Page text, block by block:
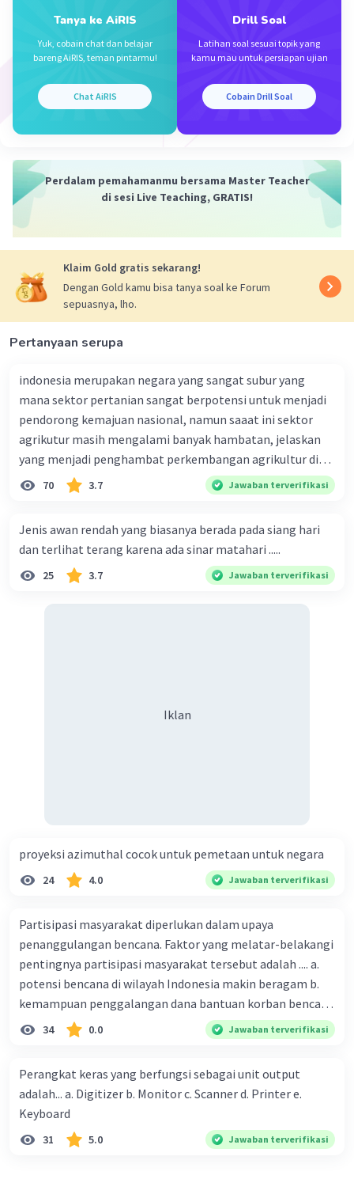
Tanya ke AiRIS
Yuk, cobain chat dan belajar
bareng AiRIS, teman pintarmu!
Chat AiRIS
Drill Soal
Latihan soal sesuai topik yang
kamu mau untuk persiapan ujian
Cobain Drill Soal
Perdalam pemahamanmu bersama Master Teacher
di sesi Live Teaching, GRATIS!
Klaim Gold gratis sekarang!
Dengan Gold kamu bisa tanya soal ke Forum
sepuasnya, lho.
Pertanyaan serupa
indonesia merupakan negara yang sangat subur yang
mana sektor pertanian sangat berpotensi untuk menjadi
pendorong kemajuan nasional, namun saaat ini sektor
agrikutur masih mengalami banyak hambatan, jelaskan
yang menjadi penghambat perkembangan agrikultur di
indonesia
70 3.7 Jawaban terverifikasi
Jenis awan rendah yang biasanya berada pada siang hari
dan terlihat terang karena ada sinar matahari .....
25 3.7 Jawaban terverifikasi
Iklan
proyeksi azimuthal cocok untuk pemetaan untuk negara
24 4.0 Jawaban terverifikasi
Partisipasi masyarakat diperlukan dalam upaya
penanggulangan bencana. Faktor yang melatar-belakangi
pentingnya partisipasi masyarakat tersebut adalah .... a.
potensi bencana di wilayah Indonesia makin beragam b.
kemampuan penggalangan dana bantuan korban bencana
makin tinggi c. pemahaman pendidikan kebencanaan
kepada masyarakat masih rendah d. masyarakat
bencana e. kepercayaan pemerintah bahwa masyarakat
mampu mengatasi bencana
34 0.0 Jawaban terverifikasi
Perangkat keras yang berfungsi sebagai unit output
adalah... a. Digitizer b. Monitor c. Scanner d. Printer e.
Keyboard
31 5.0 Jawaban terverifikasi